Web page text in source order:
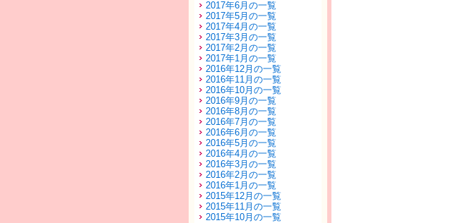
2017年6月の一覧
2017年5月の一覧
2017年4月の一覧
2017年3月の一覧
2017年2月の一覧
2017年1月の一覧
2016年12月の一覧
2016年11月の一覧
2016年10月の一覧
2016年9月の一覧
2016年8月の一覧
2016年7月の一覧
2016年6月の一覧
2016年5月の一覧
2016年4月の一覧
2016年3月の一覧
2016年2月の一覧
2016年1月の一覧
2015年12月の一覧
2015年11月の一覧
2015年10月の一覧